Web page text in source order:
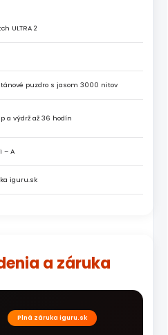
ULTRA 2
puzdro s jasom 3000 nitov
a výdrž až 36 hodín
– A
iguru.sk
a záruka
Plná záruka iguru.sk